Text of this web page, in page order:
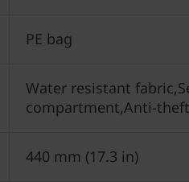
PE bag
Water resistant
compartment,Anti-
440 mm (17.3 in)